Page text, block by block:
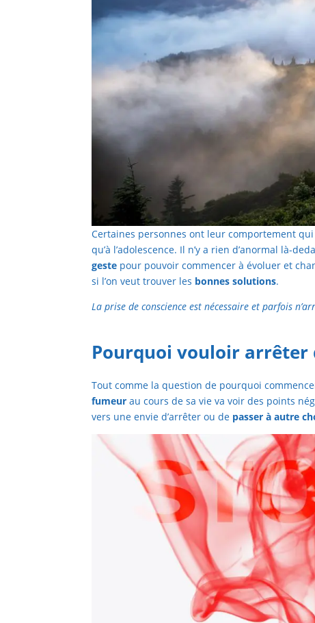
Certaines personnes ont leur comportement
qu’à l’adolescence. Il n’y a rien d’anormal là-
geste pour pouvoir commencer à évoluer et
si l’on veut trouver les bonnes solutions.
La prise de conscience est nécessaire et parfois
Pourquoi vouloir arrêter
Tout comme la question de pourquoi
fumeurau cours de sa vie va voir des points
vers une envie d’arrêter ou de passer à autre